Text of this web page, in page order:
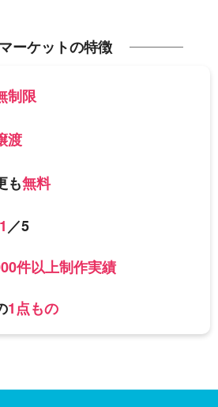
ーケットの特徴
制限
渡
も無料
／5
件以上制作実績
1点もの